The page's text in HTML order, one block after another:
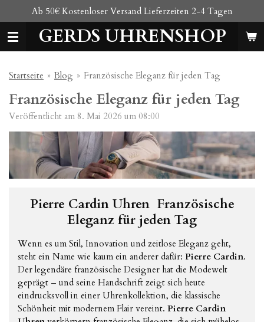
Hauptinhalt
springenGERDS UHRENSHOP
Ab 50€ Kostenloser Versand Lieferzeiten 2-4 Tagen
Startseite » Blog » Französische Eleganz für jeden Tag
Französische Eleganz für jeden Tag
Veröffentlicht am 8. Mai 2026 um 08:00
Pierre Cardin Uhren Französische
Eleganz für jeden Tag
Wenn es um Stil, Innovation und zeitlose Eleganz geht,
steht ein Name wie kaum ein anderer dafür: Pierre Cardin.
Der legendäre französische Designer hat die Modewelt
geprägt – und seine Handschrift zeigt sich heute
eindrucksvoll in einer Uhrenkollektion, die klassische
Schönheit mit modernem Flair vereint. Pierre Cardin